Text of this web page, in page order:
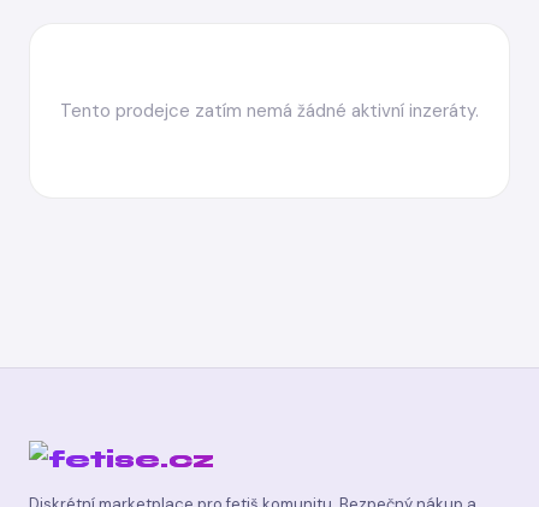
Tento prodejce zatím nemá žádné aktivní inzeráty.